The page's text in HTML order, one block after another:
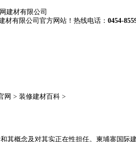
材有限公司官方网站！热线电话： 0454-
网 > 装修建材百科 >
概念及对其实正在性担任。柬埔寨国际建